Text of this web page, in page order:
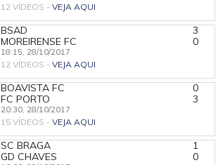
12 VÍDEOS - VEJA AQUI
BSAD
3
MOREIRENSE FC
0
18:15, 28/10/2017
12 VÍDEOS - VEJA AQUI
BOAVISTA FC
0
FC PORTO
3
20:30, 28/10/2017
15 VÍDEOS - VEJA AQUI
SC BRAGA
1
GD CHAVES
0